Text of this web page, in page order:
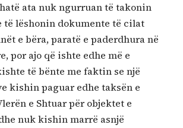
ata nuk ngurruan të takonin
të lëshonin dokumente të cilat
e bëra, paratë e paderdhura në
por ajo që ishte edhe më e
të bënte me faktin se një
kishin paguar edhe taksën e
e Shtuar për objektet e
nuk kishin marrë asnjë